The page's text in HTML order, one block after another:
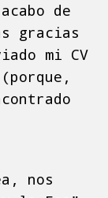
de
gracias
mi CV
nos